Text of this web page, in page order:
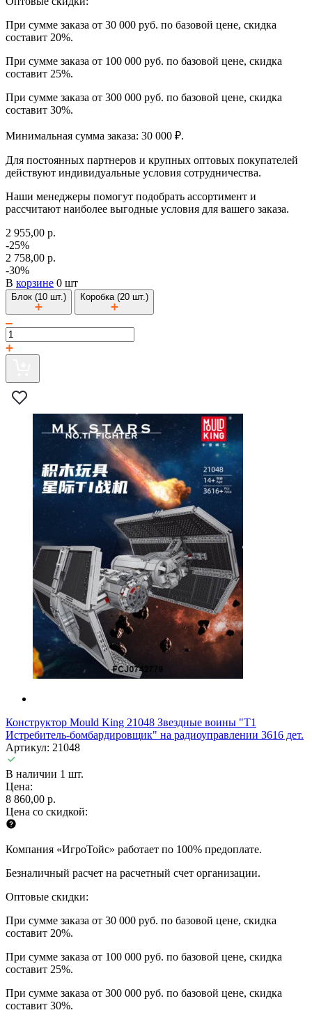
При сумме заказа от 30 000 руб. по базовой цене, скидка
составит 20%.
При сумме заказа от 100 000 руб. по базовой цене, скидка
составит 25%.
При сумме заказа от 300 000 руб. по базовой цене, скидка
составит 30%.
Минимальная сумма заказа: 30 000 ₽.
Для постоянных партнеров и крупных оптовых покупателей
действуют индивидуальные условия сотрудничества.
Наши менеджеры помогут подобрать ассортимент и
рассчитают наиболее выгодные условия для вашего заказа.
2 955,00 р.
-25%
2 758,00 р.
-30%
В корзине 0 шт
Блок (10 шт.) Коробка (20 шт.)
Конструктор Mould King 21048 Звездные воины "Т1
Истребитель-бомбардировщик" на радиоуправлении 3616 дет.
Артикул: 21048
В наличии 1 шт.
Цена:
8 860,00 р.
Цена со скидкой:
Компания «ИгроТойс» работает по 100% предоплате.
Безналичный расчет на расчетный счет организации.
Оптовые скидки:
При сумме заказа от 30 000 руб. по базовой цене, скидка
составит 20%.
При сумме заказа от 100 000 руб. по базовой цене, скидка
составит 25%.
При сумме заказа от 300 000 руб. по базовой цене, скидка
составит 30%.